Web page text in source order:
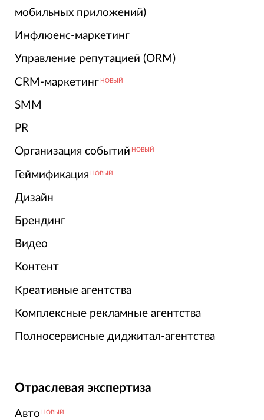
мобильных приложений)
Инфлюенс-маркетинг
Управление репутацией (ORM)
CRM-маркетинг НОВЫЙ
SMM
PR
Организация событий НОВЫЙ
Геймификация НОВЫЙ
Дизайн
Брендинг
Видео
Контент
Креативные агентства
Комплексные рекламные агентства
Полносервисные диджитал-агентства
Отраслевая экспертиза
Авто НОВЫЙ